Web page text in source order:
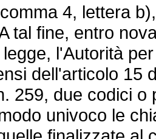
4, lettera
tal fine, entro
l'Autorità
dell'articolo 15
259, due codici
univoco le